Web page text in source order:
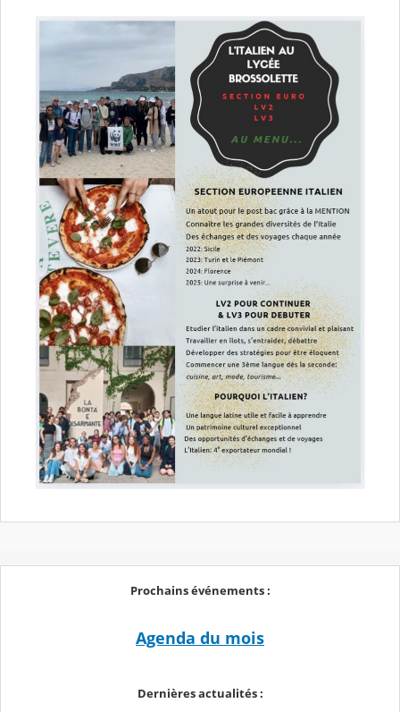
Prochains événements :
Agenda du mois
Dernières actualités :